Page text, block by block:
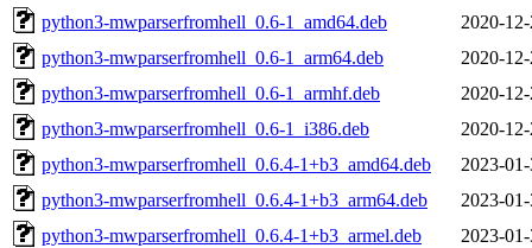
python3-mwparserfromhell_0.6-1_amd64.deb
2020-
python3-mwparserfromhell_0.6-1_arm64.deb
2020-
python3-mwparserfromhell_0.6-1_armhf.deb
2020-
python3-mwparserfromhell_0.6-1_i386.deb
2020-
python3-mwparserfromhell_0.6.4-1+b3_amd64.deb
2023-
python3-mwparserfromhell_0.6.4-1+b3_arm64.deb
2023-
python3-mwparserfromhell_0.6.4-1+b3_armel.deb
2023-